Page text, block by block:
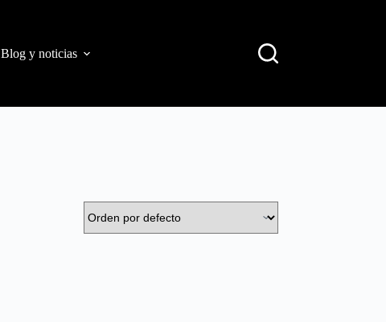
Blog y noticias